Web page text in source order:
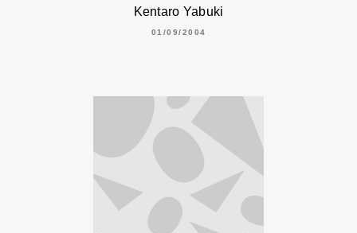
Kentaro Yabuki
01/09/2004